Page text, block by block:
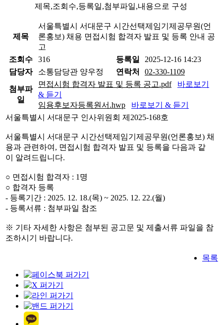
제목,조회수,등록일,첨부파일,내용으로 구성
제목
서울특별시 서대문구 시간선택제임기제공무원(언
론홍보) 채용 면접시험 합격자 발표 및 등록 안내 공
고
조회수
316 등록일
2025-12-16 14:23
담당자
소통담당관 양우정 연락처 02-330-1109
첨부파
일
면접시험 합격자 발표 및 등록 공고.pdf
바로보기
& 듣기
임용후보자등록원서.hwp
바로보기 & 듣기
서울특별시 서대문구 인사위원회 제2025-168호
서울특별시 서대문구 시간선택제임기제공무원(언론홍보) 채
용과 관련하여, 면접시험 합격자 발표 및 등록을 다음과 같
이 알려드립니다.
○ 면접시험 합격자 : 1명
○ 합격자 등록
- 등록기간 : 2025. 12. 18.(목) ~ 2025. 12. 22.(월)
- 등록서류 : 첨부파일 참조
※ 기타 자세한 사항은 첨부된 공고문 및 제출서류 파일을 참
조하시기 바랍니다.
목록